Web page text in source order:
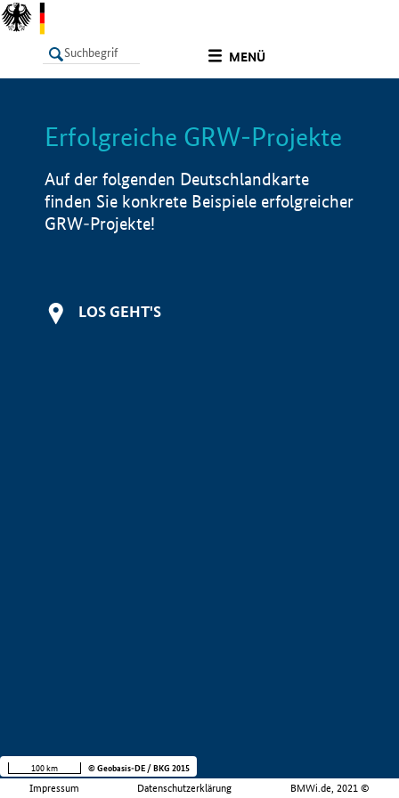
MENÜ
LISTE Info
Erfolgreiche GRW-Projekte
Auf der folgenden Deutschlandkarte
finden Sie konkrete Beispiele erfolgreicher
GRW-Projekte!
LOS GEHT'S
Impressum Datenschutzerklärung BMWi.de, 2021 ©
100 km © Geobasis-DE / BKG 2015